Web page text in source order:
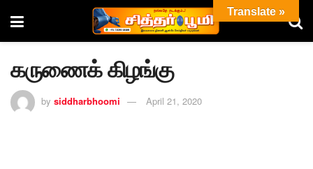
கருணைக் கிழங்கு
by siddharbhoomi April 21, 2020
Translate »